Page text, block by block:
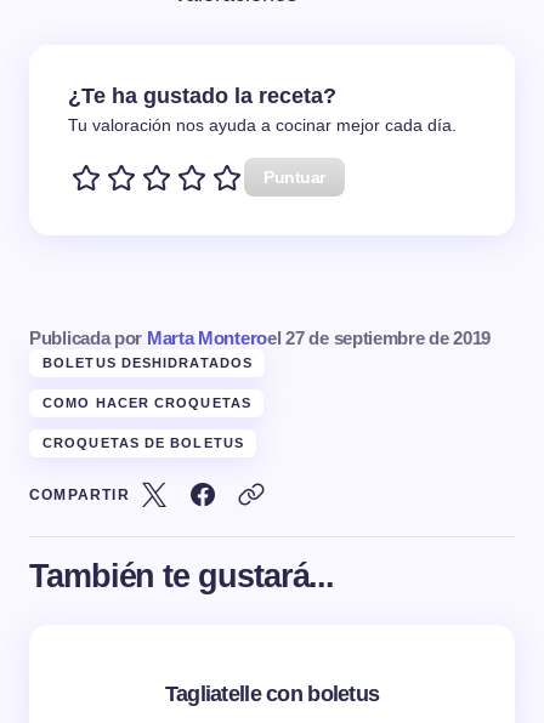
¿Te ha gustado la receta?
Tu valoración nos ayuda a cocinar mejor cada día.
Puntuar
Publicada por Marta Monteroel 27 de septiembre de 2019
BOLETUS DESHIDRATADOS
COMO HACER CROQUETAS
CROQUETAS DE BOLETUS
COMPARTIR
También te gustará...
Tagliatelle con boletus